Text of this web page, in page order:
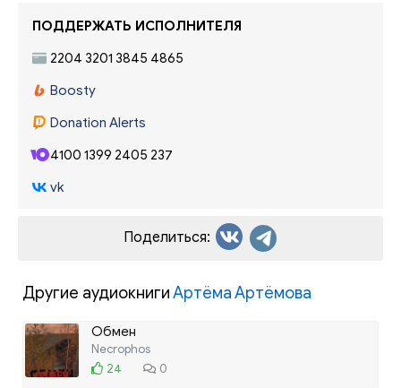
ПОДДЕРЖАТЬ ИСПОЛНИТЕЛЯ
2204 3201 3845 4865
Boosty
Donation Alerts
4100 1399 2405 237
vk
Поделиться:
Другие аудиокнигиАртёма Артёмова
Обмен
Necrophos
24
0